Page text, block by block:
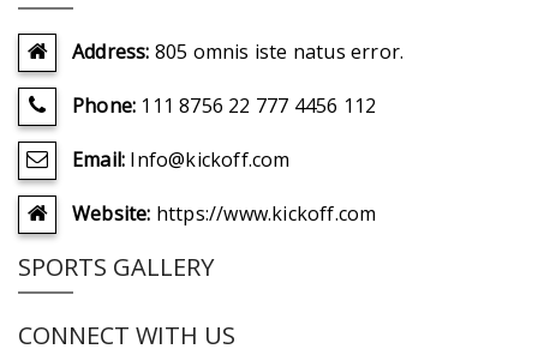
Address: 805 omnis iste natus error.
Phone: 111 8756 22 777 4456 112
Email: Info@kickoff.com
Website: https://www.kickoff.com
SPORTS GALLERY
CONNECT WITH US